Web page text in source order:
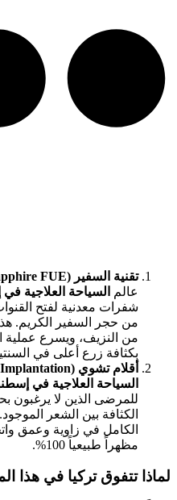
تقنية السفير (Sapphire FUE):
عالم السياحة العلاجية
شفرات معدنية لفتح
من حجر السفير الكريم.
بكثافة زرع أعلى في
أقلام تشوي (DHI – Direct Hair Implantation):
السياحة العلاجية في
للمرضى الذين لا يرغبون
الكثافة بين الشعر
الكامل في زاوية وعمق
مظهراً طبيعياً 100%.
لماذا تتفوق تركيا في هذا